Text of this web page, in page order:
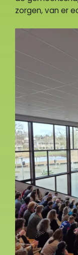
zorgen, van er